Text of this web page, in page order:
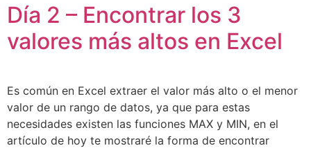
Día 2 – Encontrar los 3
valores más altos en Excel
Es común en Excel extraer el valor más alto o el menor
valor de un rango de datos, ya que para estas
necesidades existen las funciones MAX y MIN, en el
artículo de hoy te mostraré la forma de encontrar